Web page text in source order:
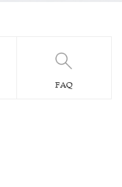
FAQ